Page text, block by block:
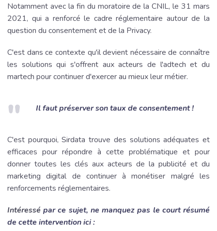
Notamment avec la fin du moratoire de la CNIL, le 31 mars
2021, qui a renforcé le cadre réglementaire autour de la
question du consentement et de la Privacy.
C'est dans ce contexte qu'il devient nécessaire de connaître
les solutions qui s'offrent aux acteurs de l'adtech et du
martech pour continuer d'exercer au mieux leur métier.
Il faut préserver son taux de consentement !
C'est pourquoi, Sirdata trouve des solutions adéquates et
efficaces pour répondre à cette problématique et pour
donner toutes les clés aux acteurs de la publicité et du
marketing digital de continuer à monétiser malgré les
renforcements réglementaires.
Intéressé par ce sujet, ne manquez pas le court résumé
de cette intervention ici :